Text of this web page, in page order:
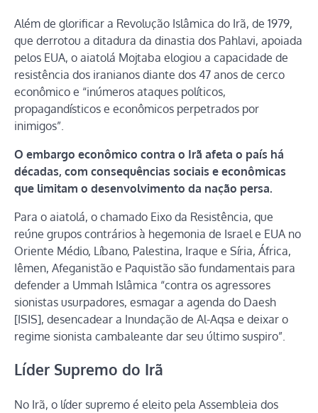
Além de glorificar a Revolução Islâmica do Irã, de 1979,
que derrotou a ditadura da dinastia dos Pahlavi, apoiada
pelos EUA, o aiatolá Mojtaba elogiou a capacidade de
resistência dos iranianos diante dos 47 anos de cerco
econômico e “inúmeros ataques políticos,
propagandísticos e econômicos perpetrados por
inimigos”.
O embargo econômico contra o Irã afeta o país há
décadas, com consequências sociais e econômicas
que limitam o desenvolvimento da nação persa.
Para o aiatolá, o chamado Eixo da Resistência, que
reúne grupos contrários à hegemonia de Israel e EUA no
Oriente Médio, Líbano, Palestina, Iraque e Síria, África,
Iêmen, Afeganistão e Paquistão são fundamentais para
defender a Ummah Islâmica “contra os agressores
sionistas usurpadores, esmagar a agenda do Daesh
[ISIS], desencadear a Inundação de Al-Aqsa e deixar o
regime sionista cambaleante dar seu último suspiro”.
Líder Supremo do Irã
No Irã, o líder supremo é eleito pela Assembleia dos